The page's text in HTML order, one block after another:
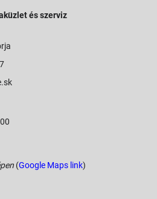
és szerviz
(Google Maps link)